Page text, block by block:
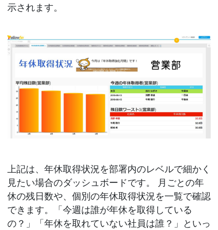
示されます。
上記は、年休取得状況を部署内のレベルで細かく
見たい場合のダッシュボードです。 月ごとの年
休の残日数や、個別の年休取得状況を一覧で確認
できます。「今週は誰が年休を取得している
の？」「年休を取れていない社員は誰？」といっ